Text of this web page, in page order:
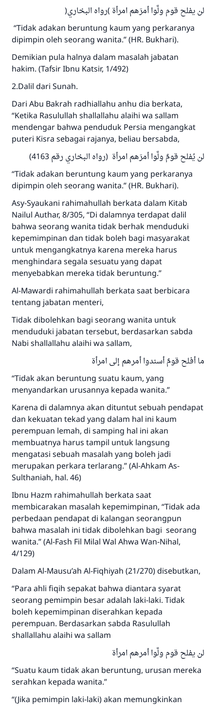
لن يفلح قوم ولَّوا أمرَهم امرأة )رواه البخاري(
“Tidak adakan beruntung kaum yang perkaranya
dipimpin oleh seorang wanita.” (HR. Bukhari).
Demikian pula halnya dalam masalah jabatan
hakim. (Tafsir Ibnu Katsir, 1/492)
2.Dalil dari Sunah.
Dari Abu Bakrah radhiallahu anhu dia berkata,
“Ketika Rasulullah shallallahu alaihi wa sallam
mendengar bahwa penduduk Persia mengangkat
puteri Kisra sebagai rajanya, beliau bersabda,
لن يُفلح قومٌ ولَّوا أمرَهم امرأة (رواه البخاري رقم 4163)
“Tidak adakan beruntung kaum yang perkaranya
dipimpin oleh seorang wanita.” (HR. Bukhari).
Asy-Syaukani rahimahullah berkata dalam Kitab
Nailul Authar, 8/305, “Di dalamnya terdapat dalil
bahwa seorang wanita tidak berhak menduduki
kepemimpinan dan tidak boleh bagi masyarakat
untuk mengangkatnya karena mereka harus
menghindara segala sesuatu yang dapat
menyebabkan mereka tidak beruntung.”
Al-Mawardi rahimahullah berkata saat berbicara
tentang jabatan menteri,
Tidak dibolehkan bagi seorang wanita untuk
menduduki jabatan tersebut, berdasarkan sabda
Nabi shallallahu alaihi wa sallam,
ما أفلح قومٌ أسندوا أمرهم إلى امرأة
“Tidak akan beruntung suatu kaum, yang
menyandarkan urusannya kepada wanita.”
Karena di dalamnya akan dituntut sebuah pendapat
dan kekuatan tekad yang dalam hal ini kaum
perempuan lemah, di samping hal ini akan
membuatnya harus tampil untuk langsung
mengatasi sebuah masalah yang boleh jadi
merupakan perkara terlarang.” (Al-Ahkam As-
Sulthaniah, hal. 46)
Ibnu Hazm rahimahullah berkata saat
membicarakan masalah kepemimpinan, “Tidak ada
perbedaan pendapat di kalangan seorangpun
bahwa masalah ini tidak dibolehkan bagi seorang
wanita.” (Al-Fash Fil Milal Wal Ahwa Wan-Nihal,
4/129)
Dalam Al-Mausu’ah Al-Fiqhiyah (21/270) disebutkan,
“Para ahli fiqih sepakat bahwa diantara syarat
seorang pemimpin besar adalah laki-laki. Tidak
boleh kepemimpinan diserahkan kepada
perempuan. Berdasarkan sabda Rasulullah
shallallahu alaihi wa sallam
لن يفلح قوم ولَّوا أمرهم امرأة
“Suatu kaum tidak akan beruntung, urusan mereka
serahkan kepada wanita.”
“(Jika pemimpin laki-laki) akan memungkinkan
Jawaban no. 110845
menyelamatkan pernikahan.
Bantu kami dalam memberikan jawaban untuk umat
"Siapa yang menunjukkan suatu kebaikan,
meka dia akan mendapatkan pahala yang
sama dengan orang yang melakukannya"
MUSLIM, 1893
Saham